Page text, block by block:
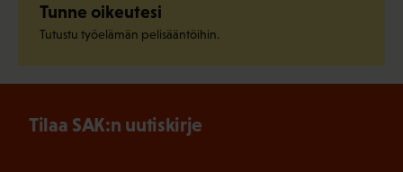
Tunne oikeutesi
Tutustu työelämän pelisääntöihin.
Tilaa SAK:n uutiskirje